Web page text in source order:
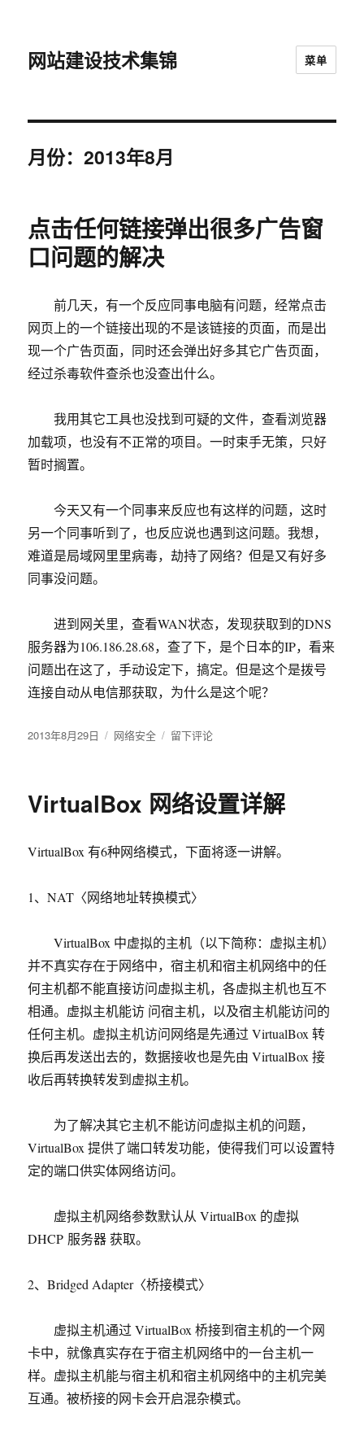
网站建设技术集锦 菜单
月份：2013年8月
点击任何链接弹出很多广告窗
口问题的解决
前几天，有一个反应同事电脑有问题，经常点击
网页上的一个链接出现的不是该链接的页面，而是出
现一个广告页面，同时还会弹出好多其它广告页面，
经过杀毒软件查杀也没查出什么。
我用其它工具也没找到可疑的文件，查看浏览器
加载项，也没有不正常的项目。一时束手无策，只好
暂时搁置。
今天又有一个同事来反应也有这样的问题，这时
另一个同事听到了，也反应说也遇到这问题。我想，
难道是局域网里里病毒，劫持了网络？但是又有好多
同事没问题。
进到网关里，查看WAN状态，发现获取到的DNS
服务器为106.186.28.68，查了下，是个日本的IP，看来
问题出在这了，手动设定下，搞定。但是这个是拨号
连接自动从电信那获取，为什么是这个呢？
发
2013年8月29日
分
网络安全
于
何
弹
很
多
告
窗
口
问
题
的
解
决
留下评论
VirtualBox 网络设置详解
VirtualBox 有6种网络模式，下面将逐一讲解。
1、NAT〈网络地址转换模式〉
VirtualBox 中虚拟的主机（以下简称：虚拟主机）
并不真实存在于网络中，宿主机和宿主机网络中的任
何主机都不能直接访问虚拟主机，各虚拟主机也互不
相通。虚拟主机能访 问宿主机，以及宿主机能访问的
任何主机。虚拟主机访问网络是先通过 VirtualBox 转
换后再发送出去的，数据接收也是先由 VirtualBox 接
收后再转换转发到虚拟主机。
为了解决其它主机不能访问虚拟主机的问题，
VirtualBox 提供了端口转发功能，使得我们可以设置特
定的端口供实体网络访问。
虚拟主机网络参数默认从 VirtualBox 的虚拟
DHCP 服务器 获取。
2、Bridged Adapter〈桥接模式〉
虚拟主机通过 VirtualBox 桥接到宿主机的一个网
卡中，就像真实存在于宿主机网络中的一台主机一
样。虚拟主机能与宿主机和宿主机网络中的主机完美
互通。被桥接的网卡会开启混杂模式。